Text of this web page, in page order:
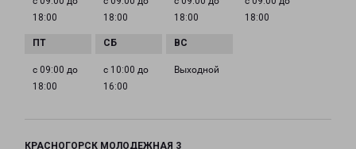
18:00
18:00
18:00
18:00
с 09:00 до
18:00
с 10:00 до
16:00
Выходной
КРАСНОГОРСК МОЛОДЕЖНАЯ 3